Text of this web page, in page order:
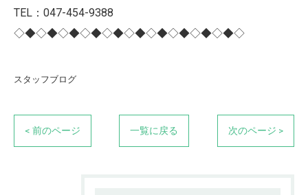
TEL：047-454-9388
◇◆◇◆◇◆◇◆◇◆◇◆◇◆◇◆◇◆◇◆◇
スタッフブログ
< 前のページ 一覧に戻る 次のページ >